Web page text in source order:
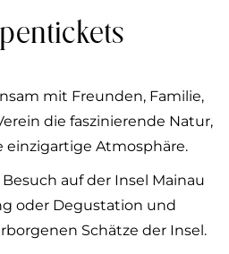
mit Freunden, Familie,
die faszinierende Natur,
einzigartige Atmosphäre.
auf der Insel Mainau
oder Degustation und
Schätze der Insel.